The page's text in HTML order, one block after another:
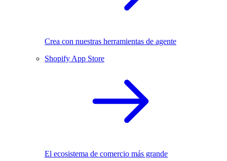
Crea con nuestras herramientas de agente
Shopify App Store
El ecosistema de comercio más grande